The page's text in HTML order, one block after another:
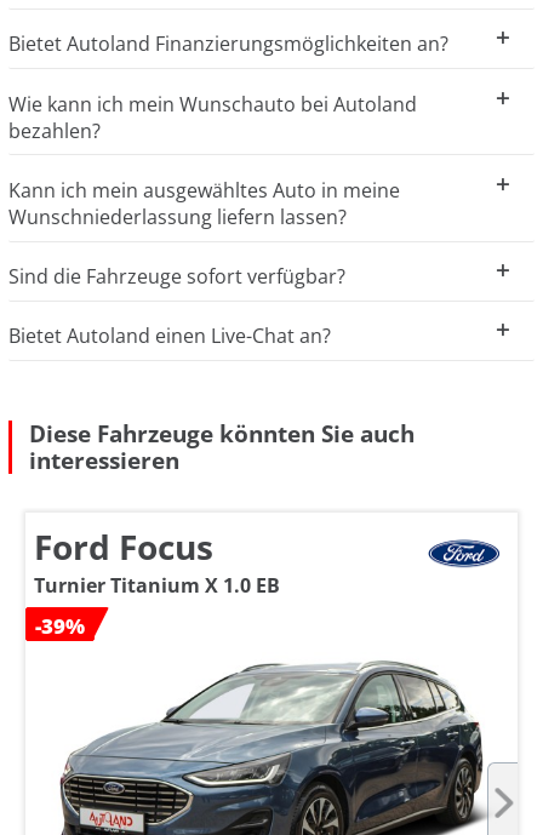
Bietet Autoland Finanzierungsmöglichkeiten an?
Wie kann ich mein Wunschauto bei Autoland
bezahlen?
Kann ich mein ausgewähltes Auto in meine
Wunschniederlassung liefern lassen?
Sind die Fahrzeuge sofort verfügbar?
Bietet Autoland einen Live-Chat an?
Diese Fahrzeuge könnten Sie auch
interessieren
Ford Focus
Turnier Titanium X 1.0 EB
-39%